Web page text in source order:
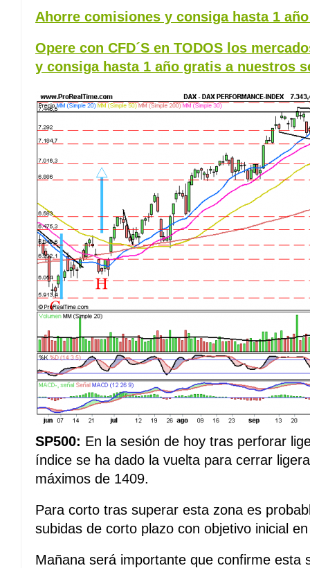
Ahorre comisiones y consiga hasta 1
Opere con CFD´S en TODOS los
y consiga hasta 1 año gratis a nuestros
SP500: En la sesión de hoy tras perforar
índice se ha dado la vuelta para cerrar
máximos de 1409.
Para corto tras superar esta zona es
subidas de corto plazo con objetivo inicial
Mañana será importante que confirme esta